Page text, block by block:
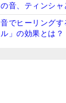
の音、ティンシャ
音でヒーリングす
ル」の効果とは？